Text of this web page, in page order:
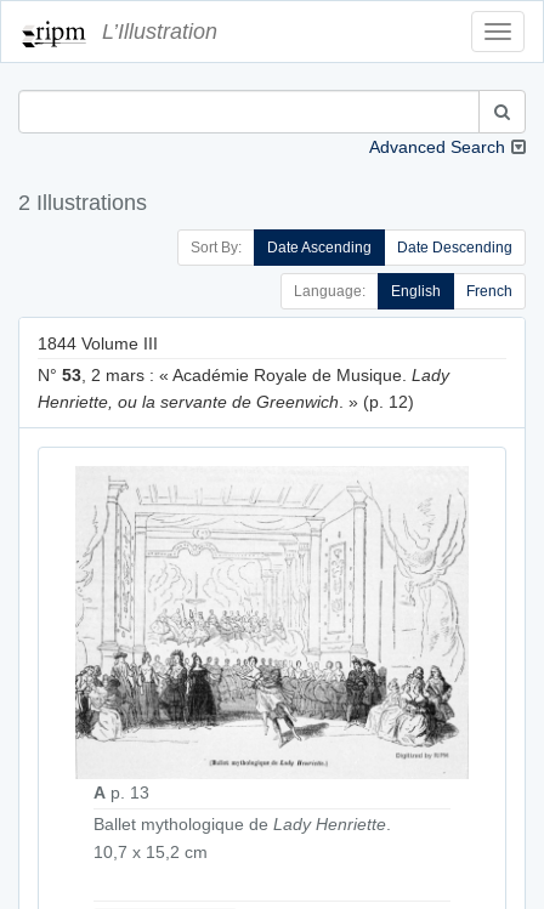
L’Illustration
Advanced Search
2 Illustrations
Sort By: Date Ascending Date Descending
Language: English French
1844 Volume III
N° 53 , 2 mars : « Académie Royale de Musique. Lady
Henriette, ou la servante de Greenwich . » (p. 12)
A p. 13
Ballet mythologique de Lady Henriette
10,7 x 15,2 cm